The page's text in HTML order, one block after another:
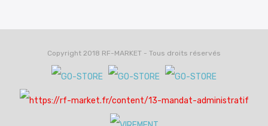
Copyright 2018 RF-MARKET - Tous droits réservés